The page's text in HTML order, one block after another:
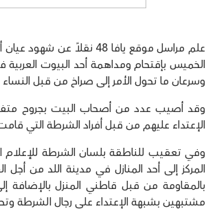
علم مراسل موقع يافا 48
الخميس بإقتحام ومداهمة أحد البيوت
وسرعان ما تحول الأمر إلى صراخ من قبل
وقد أصيب عدد من أصحاب البيت بجروح
الإعتداء عليهم من قبل أفراد الشرطة التي قامت باعتقال 3 أشخاص ومن ثم
وفي تعقيب للناطقة بلسان الشرطة
المركز إلى أحد المنازل في مدينة اللد من
بالمقاومة من قبل قاطني المنزل بالإضافة
مشتبهين بشبهة الإعتداء على رجال الشرطة